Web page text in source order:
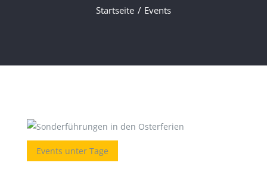
Startseite Events
Events unter Tage